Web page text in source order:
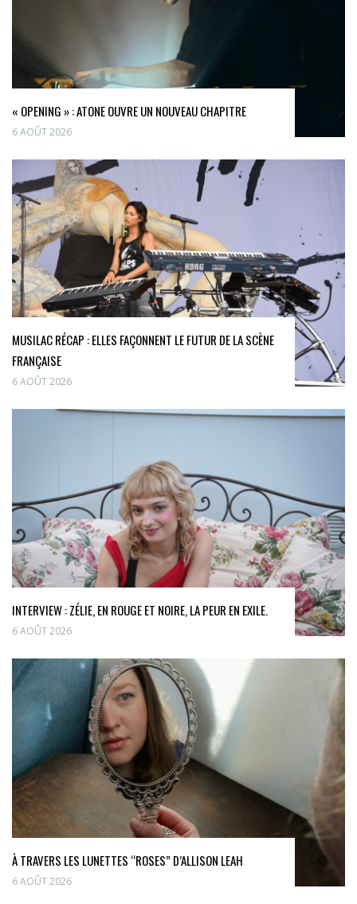
« OPENING » : ATONE OUVRE UN NOUVEAU CHAPITRE
6 AOÛT 2026
MUSILAC RÉCAP : ELLES FAÇONNENT LE FUTUR DE LA SCÈNE
FRANÇAISE
6 AOÛT 2026
INTERVIEW : ZÉLIE, EN ROUGE ET NOIRE, LA PEUR EN EXILE.
6 AOÛT 2026
À TRAVERS LES LUNETTES “ROSES” D’ALLISON LEAH
6 AOÛT 2026